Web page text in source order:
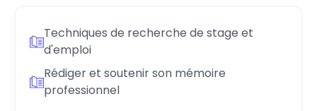
Techniques de recherche de stage et
d'emploi
Rédiger et soutenir son mémoire
professionnel